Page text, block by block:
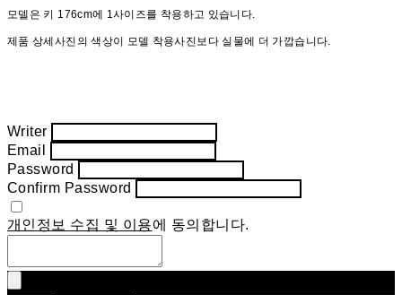
모델은 키 176cm에 1사이즈를 착용하고 있습니다.
제품 상세사진의 색상이 모델 착용사진보다 실물에 더 가깝습니다.
Writer
Email
Password
Confirm Password
개인정보 수집 및 이용에 동의합니다.